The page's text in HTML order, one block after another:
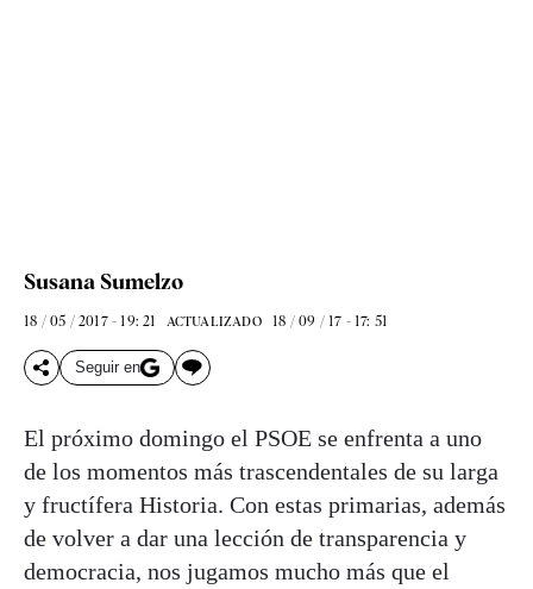
Susana Sumelzo
18 / 05 / 2017 - 19: 21 ACTUALIZADO 18 / 09 / 17 - 17: 51
Seguir en
El próximo domingo el PSOE se enfrenta a uno
de los momentos más trascendentales de su larga
y fructífera Historia. Con estas primarias, además
de volver a dar una lección de transparencia y
democracia, nos jugamos mucho más que el